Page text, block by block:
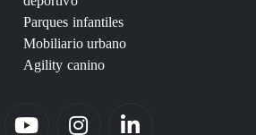
Parques infantiles
Mobiliario urbano
Agility canino